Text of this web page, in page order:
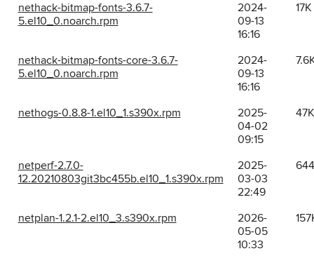
nethack-bitmap-fonts-3.6.7-
5.el10_0.noarch.rpm
2024-
09-13
16:16
17K
nethack-bitmap-fonts-core-3.6.7-
5.el10_0.noarch.rpm
2024-
09-13
16:16
nethogs-0.8.8-1.el10_1.s390x.rpm
2025-
04-02
09:15
47K
netperf-2.7.0-
12.20210803git3bc455b.el10_1.s390x.rpm
2025-
03-03
22:49
netplan-1.2.1-2.el10_3.s390x.rpm
2026-
05-05
10:33